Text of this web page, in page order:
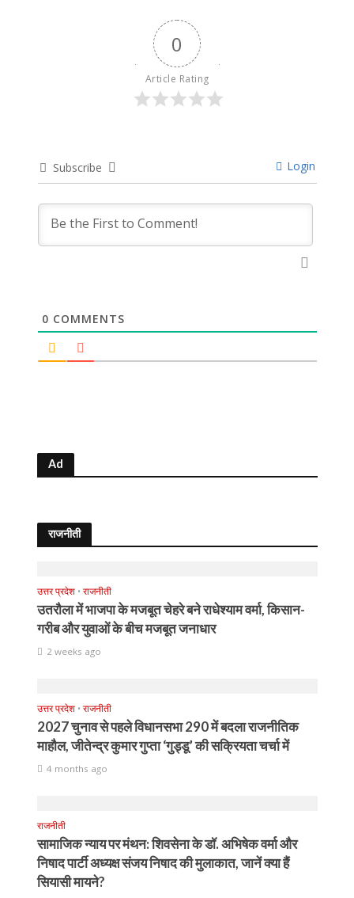
0
Article Rating
Subscribe Login
0 COMMENTS
Ad
राजनीती
उत्तर प्रदेश • राजनीती
उतरौला में भाजपा के मजबूत चेहरे बने राधेश्याम वर्मा, किसान-
गरीब और युवाओं के बीच मजबूत जनाधार
2 weeks ago
उत्तर प्रदेश • राजनीती
2027 चुनाव से पहले विधानसभा 290 में बदला राजनीतिक
माहौल, जीतेन्द्र कुमार गुप्ता ‘गुड्डू’ की सक्रियता चर्चा में
4 months ago
राजनीती
सामाजिक न्याय पर मंथन: शिवसेना के डॉ. अभिषेक वर्मा और
निषाद पार्टी अध्यक्ष संजय निषाद की मुलाकात, जानें क्या हैं
सियासी मायने?